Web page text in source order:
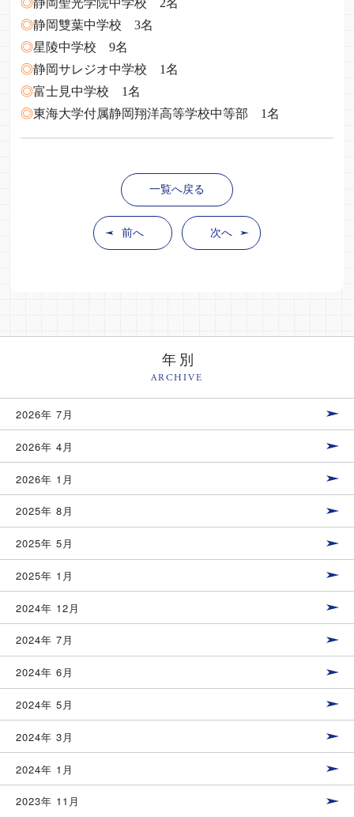
年別
ARCHIVE
2026年 7月
2026年 4月
2026年 1月
2025年 8月
2025年 5月
2025年 1月
2024年 12月
2024年 7月
2024年 6月
2024年 5月
2024年 3月
2024年 1月
2023年 11月
◎静岡雙葉中学校 3名
◎星陵中学校 9名
◎静岡サレジオ中学校 1名
◎富士見中学校 1名
◎東海大学付属静岡翔洋高等学校中等部 1名
前へ
一覧へ戻る
次へ